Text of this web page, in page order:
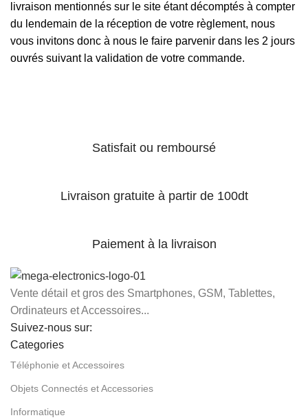
livraison mentionnés sur le site étant décomptés à compter
du lendemain de la réception de votre règlement, nous
vous invitons donc à nous le faire parvenir dans les 2 jours
ouvrés suivant la validation de votre commande.
Satisfait ou remboursé
Livraison gratuite à partir de 100dt
Paiement à la livraison
Vente détail et gros des Smartphones, GSM, Tablettes,
Ordinateurs et Accessoires...
Suivez-nous sur:
Categories
Téléphonie et Accessoires
Objets Connectés et Accessories
Informatique